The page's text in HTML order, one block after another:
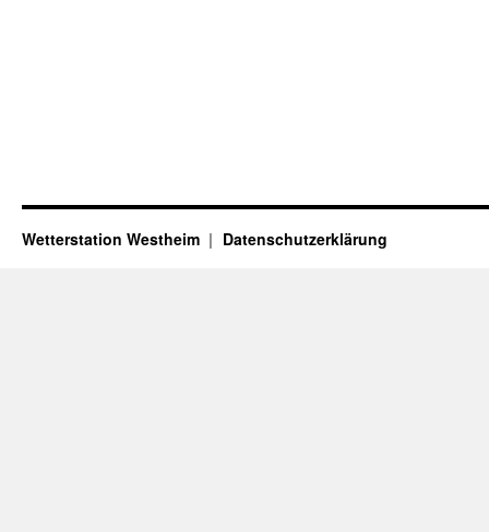
Wetterstation Westheim Datenschutzerklärung